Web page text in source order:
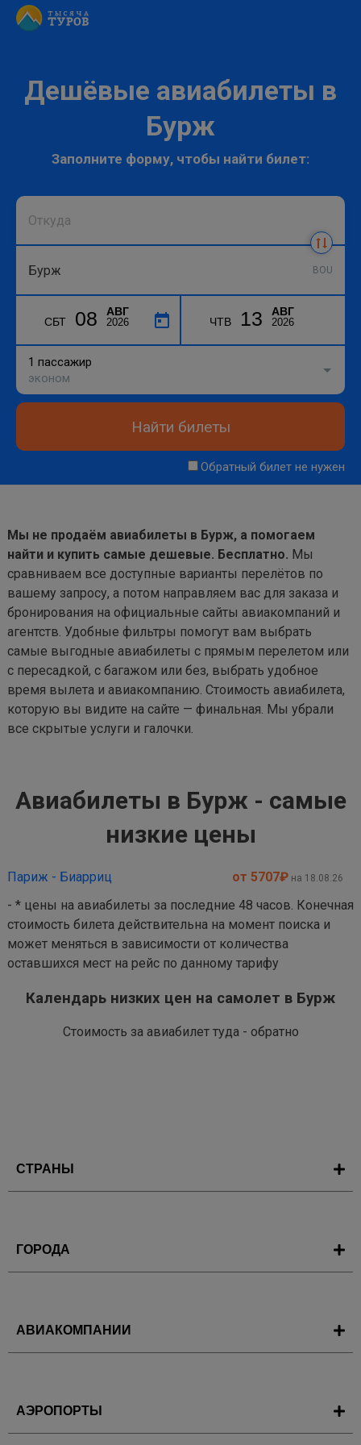
Дешёвые авиабилеты в
Бурж
Заполните форму, чтобы найти билет:
BOU
СБТ 08 АВГ
2026 ЧТВ 13 АВГ
2026
1 пассажир
эконом
Найти билеты
Обратный билет не нужен
Мы не продаём авиабилеты в Бурж, а помогаем
найти и купить самые дешевые. Бесплатно. Мы
сравниваем все доступные варианты перелётов по
вашему запросу, а потом направляем вас для заказа и
бронирования на официальные сайты авиакомпаний и
агентств. Удобные фильтры помогут вам выбрать
самые выгодные авиабилеты с прямым перелетом или
с пересадкой, с багажом или без, выбрать удобное
время вылета и авиакомпанию. Стоимость авиабилета,
которую вы видите на сайте — финальная. Мы убрали
все скрытые услуги и галочки.
Авиабилеты в Бурж - самые
низкие цены
Париж - Биарриц от 5707₽ на 18.08.26
- * цены на авиабилеты за последние 48 часов. Конечная
стоимость билета действительна на момент поиска и
может меняться в зависимости от количества
оставшихся мест на рейс по данному тарифу
Календарь низких цен на самолет в Бурж
Стоимость за авиабилет туда - обратно
СТРАНЫ
ГОРОДА
АВИАКОМПАНИИ
АЭРОПОРТЫ